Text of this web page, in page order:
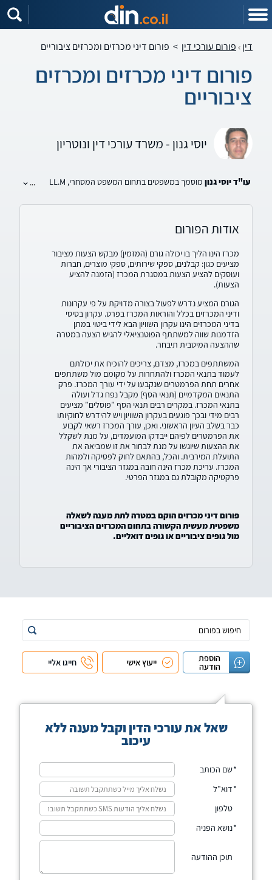
דין פורום עורכי דין > פורום דיני מכרזים ומכרזים ציבוריים
פורום דיני מכרזים ומכרזים
ציבוריים
יוסי גנון - משרד עורכי דין ונוטריון
עו"ד יוסי גנון
מוסמך במשפטים בתחום המשפט המסחרי, LL.M
המסחרי-מינהלי, דיני מכרזים, וכן בתחום רישוי עסקים, דיני חברות
עו"ד יוסי גנון משלב תפישה כלכלית מסחרית עם ניסיונו כבעל
ללקוח. לעו"ד גנון ניסיון רב במתן ייעוץ לגופים מסחריים ופרטיים
בתחום דיני המכרזים ובכלל זה לקבלנים. עו"ד גנון משלב את ניסיונו
בליטיגציה מסחרית כחלק בלתי נפרד מהמעטפת המשפטית
המוענקת ללקוח וכן התמקצעות מיוחדת בתנאי סף דוגמת איתנות
בבסיס דיני המכרזים.
...
אודות הפורום
מכרז הינו הליך בו יכולה גורם (המזמין) מבקש הצעות מציבור
מציעים כגון: קבלנים, ספקי שירותים, ספקי מוצרים, חברות
ועוסקים להציע הצעות במסגרת המכרז (הזמנה להציע
הצעות).
הגורם המציע נדרש לפעול בצורה מדויקת על פי עקרונות
ודיני המכרזים בכלל והוראות המכרז בפרט. עקרון בסיסי
בדיני המכרזים הינו עקרון השוויון הבא לידי ביטוי במתן
הזדמנות שווה למשתתף הפוטנציאלי להגיש הצעה במטרה
שההצעה המיטבית תיבחר.
המשתתפים במכרז, מצדם, צריכים להוכיח את יכולתם
לעמוד בתנאי המכרז ולהתחרות על מקומם מול משתתפים
אחרים תחת הפרמטרים שנקבעו על ידי עורך המכרז. פרק
התנאים המקדמיים (תנאי הסף) מקבל נפח גדל ועולה
בתנאי המכרז. במקרים רבים תנאי הסף "פוסלים" מציעים
רבים מידי ובכך פוגעים בעקרון השוויון ויש להידרש לחוקיותו
כבר בשלב העיון הראשוני. ואכן, עורך המכרז רשאי לקבוע
את הפרמטרים לפיהם ייבדקו המועמדים, על מנת לשקלל
את ההצעות שיוגשו על מנת לבחור את זו שמביאה את
התועלת המירבית. והכל, בהתאם לחוק לפסיקה ולמהות
המכרז. עריכת מכרז הינה חובה במגזר הציבורי אך הינה
פרקטיקה מקובלת גם במגזר הפרטי.
פורום דיני מכרזים הוקם במטרה לתת מענה לשאלה
משפטית מעשית הקשורה בתחום המכרזים הציבוריים
מול גופים ציבוריים או גופים דואליים.
הוספת
הודעה ייעוץ אישי חייגו אליי
שאל את עורכי הדין וקבל מענה ללא
עיכוב
שם הכותב
דוא"ל
טלפון
נושא הפניה
תוכן ההודעה